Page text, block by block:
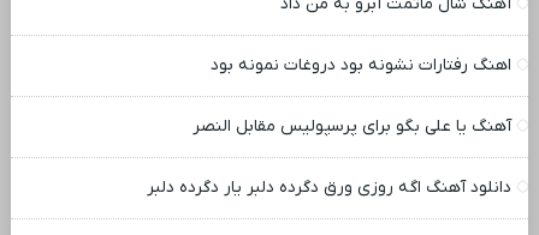
اهنگ رفتارات نشونه بود دروغات نمونه بود
آهنگ یا علی بگو برای پرسپولیس مقابل النصر
دانلود آهنگ اگه روزی ورق دگرده دلبر یار دگرده دلبر